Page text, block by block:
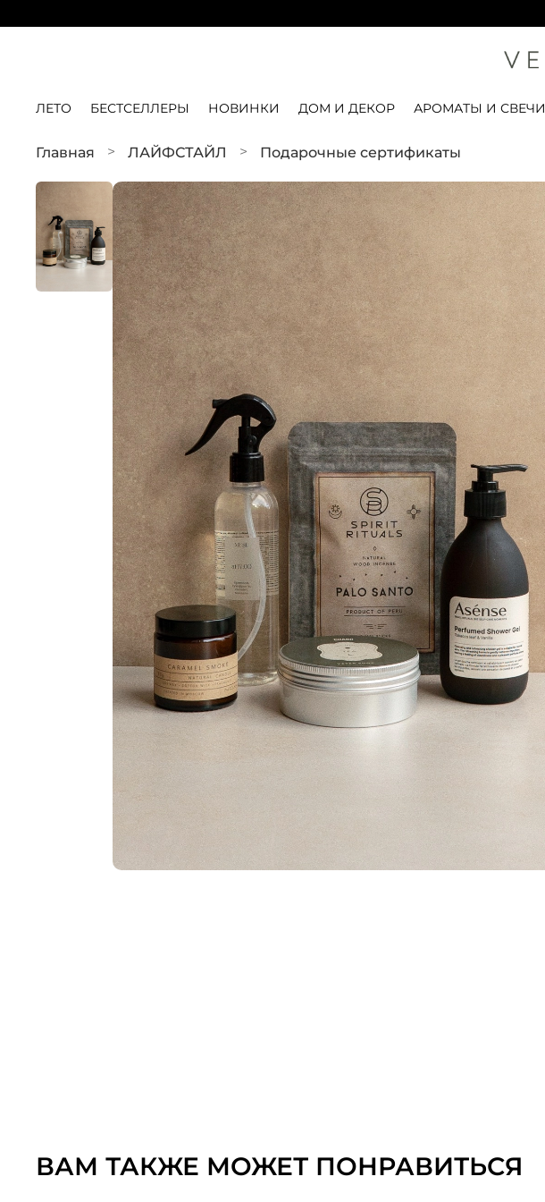
ЛЕТО БЕСТСЕЛЛЕРЫ НОВИНКИ ДОМ И ДЕКОР АРОМАТЫ И СВЕЧИ
Главная ЛАЙФСТАЙЛ Подарочные сертификаты
ВАМ ТАКЖЕ МОЖЕТ ПОНРАВИТЬСЯ